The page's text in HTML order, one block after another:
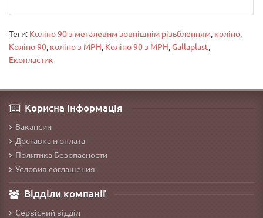
Теги: Коліно 90 з металевим зовнішнім різьбленням, коліно,
Коліно 90, коліно з МРН, Коліно 90 з МРН,Gallaplast,
Екопластик
Корисна інформація
Вакансии
Доставка и оплата
Политика Безопасности
Условия соглашения
Відділи компанії
Сервісний відділ